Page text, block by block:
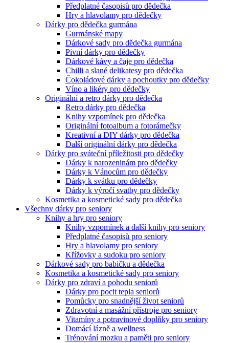
Předplatné časopisů pro dědečka
Hry a hlavolamy pro dědečky
Dárky pro dědečka gurmána
Gurmánské mapy
Dárkové sady pro dědečka gurmána
Pivní dárky pro dědečky
Dárkové kávy a čaje pro dědečka
Chilli a slané delikatesy pro dědečka
Čokoládové dárky a pochoutky pro dědečky
Víno a likéry pro dědečky
Originální a retro dárky pro dědečka
Retro dárky pro dědečka
Knihy vzpomínek pro dědečka
Originální fotoalbum a fotorámečky
Kreativní a DIY dárky pro dědečka
Další originální dárky pro dědečka
Dárky pro sváteční příležitosti pro dědečky
Dárky k narozeninám pro dědečky
Dárky k Vánocům pro dědečky
Dárky k svátku pro dědečky
Dárky k výročí svatby pro dědečky
Kosmetika a kosmetické sady pro dědečka
Všechny dárky pro seniory
Knihy a hry pro seniory
Knihy vzpomínek a další knihy pro seniory
Předplatné časopisů pro seniory
Hry a hlavolamy pro seniory
Křížovky a sudoku pro seniory
Dárkové sady pro babičku a dědečka
Kosmetika a kosmetické sady pro seniory
Dárky pro zdraví a pohodu seniorů
Dárky pro pocit tepla seniorů
Pomůcky pro snadnější život seniorů
Zdravotní a masážní přístroje pro seniory
Vitamíny a potravinové doplňky pro seniory
Domácí lázně a wellness
Trénování mozku a paměti pro seniory